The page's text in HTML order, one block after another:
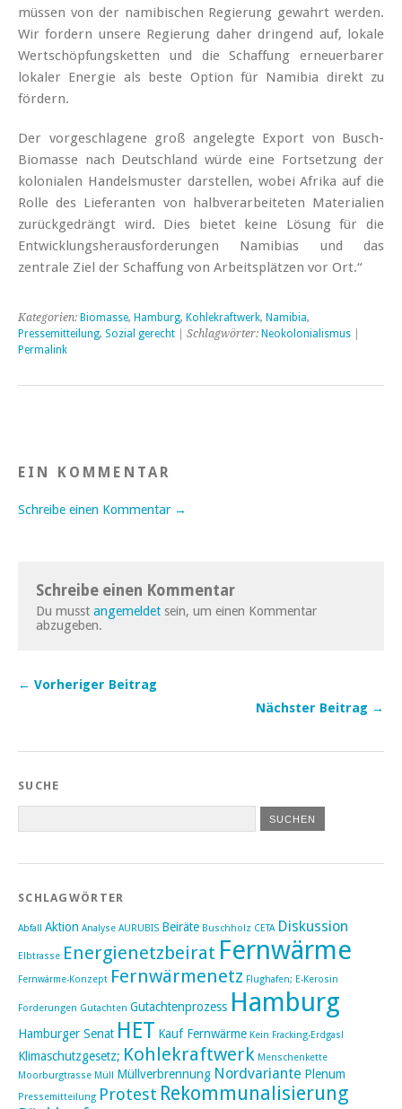
müssen von der namibischen Regierung gewahrt werden.
Wir fordern unsere Regierung daher dringend auf, lokale
Wertschöpfungsketten und die Schaffung erneuerbarer
lokaler Energie als beste Option für Namibia direkt zu
fördern.
Der vorgeschlagene groß angelegte Export von Busch-
Biomasse nach Deutschland würde eine Fortsetzung der
kolonialen Handelsmuster darstellen, wobei Afrika auf die
Rolle des Lieferanten von halbverarbeiteten Materialien
zurückgedrängt wird. Dies bietet keine Lösung für die
Entwicklungsherausforderungen Namibias und das
zentrale Ziel der Schaffung von Arbeitsplätzen vor Ort.“
Kategorien: Biomasse, Hamburg, Kohlekraftwerk, Namibia,
Pressemitteilung, Sozial gerecht | Schlagwörter: Neokolonialismus
Permalink
EIN KOMMENTAR
Schreibe einen Kommentar →
Schreibe einen Kommentar
Du musst angemeldet sein, um einen Kommentar
abzugeben.
← Vorheriger Beitrag
Nächster Beitrag →
SUCHE
SCHLAGWÖRTER
Abfall Aktion Analyse AURUBIS Beiräte Buschholz CETA Diskussion
Elbtrasse Energienetzbeirat Fernwärme
Fernwärme-Konzept Fernwärmenetz Flughafen; E-Kerosin
Forderungen Gutachten Gutachtenprozess Hamburg
Hamburger Senat HET Kauf Fernwärme Kein Fracking-Erdgas!
Klimaschutzgesetz; Kohlekraftwerk Menschenkette
Moorburgtrasse Müll Müllverbrennung Nordvariante Plenum
Pressemitteilung Protest Rekommunalisierung